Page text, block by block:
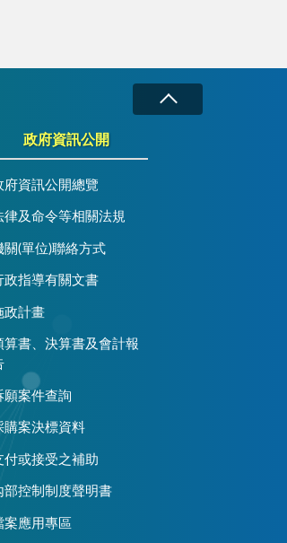
政府資訊公開
府資訊公開總覽
律及命令等相關法規
關(單位)聯絡方式
政指導有關文書
政計畫
算書、決算書及會計報
願案件查詢
購案決標資料
付或接受之補助
部控制制度聲明書
案應用專區